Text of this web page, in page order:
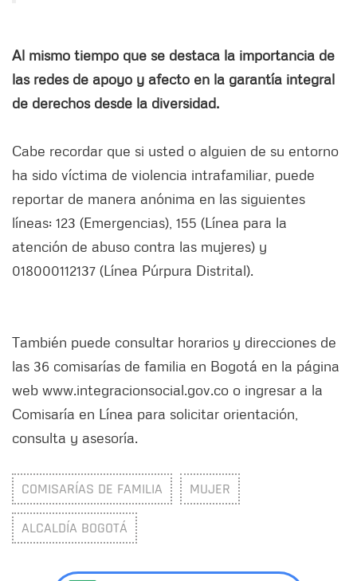
Al mismo tiempo que se destaca la importancia de
las redes de apoyo y afecto en la garantía integral
de derechos desde la diversidad.
Cabe recordar que si usted o alguien de su entorno
ha sido víctima de violencia intrafamiliar, puede
reportar de manera anónima en las siguientes
líneas: 123 (Emergencias), 155 (Línea para la
atención de abuso contra las mujeres) y
018000112137 (Línea Púrpura Distrital).
También puede consultar horarios y direcciones de
las 36 comisarías de familia en Bogotá en la página
web www.integracionsocial.gov.co o ingresar a la
Comisaría en Línea para solicitar orientación,
consulta y asesoría.
COMISARÍAS DE FAMILIA MUJER
ALCALDÍA BOGOTÁ